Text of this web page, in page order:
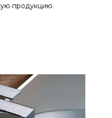
продукцию.